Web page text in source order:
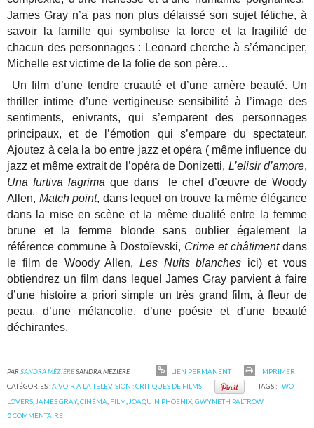
James Gray n’a pas non plus délaissé son sujet fétiche, à
savoir la famille qui symbolise la force et la fragilité de
chacun des personnages : Leonard cherche à s’émanciper,
Michelle est victime de la folie de son père…
Un film d’une tendre cruauté et d’une amère beauté. Un
thriller intime d’une vertigineuse sensibilité à l’image des
sentiments, enivrants, qui s’emparent des personnages
principaux, et de l’émotion qui s’empare du spectateur.
Ajoutez à cela la bo entre jazz et opéra ( même influence du
jazz et même extrait de l’opéra de Donizetti, L’elisir d’amore,
Una furtiva lagrima que dans le chef d’œuvre de Woody
Allen, Match point, dans lequel on trouve la même élégance
dans la mise en scène et la même dualité entre la femme
brune et la femme blonde sans oublier également la
référence commune à Dostoïevski, Crime et châtiment dans
le film de Woody Allen, Les Nuits blanches ici) et vous
obtiendrez un film dans lequel James Gray parvient à faire
d’une histoire a priori simple un très grand film, à fleur de
peau, d’une mélancolie, d’une poésie et d’une beauté
déchirantes.
PARSANDRA MÉZIÈRESANDRA MÉZIÈRE LIEN PERMANENT
IMPRIMER
CATÉGORIES :A VOIR A LA TELEVISION : CRITIQUES DE FILMS TAGS :TWO
LOVERS JAMES GRAY,CINÉMA FILM JOAQUIN PHOENIX ,GWYNETH PALTROW
0COMMENTAIRE